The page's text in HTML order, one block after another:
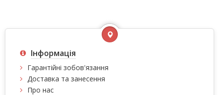
Інформація
Гарантійні зобов'язання
Доставка та занесення
Про нас